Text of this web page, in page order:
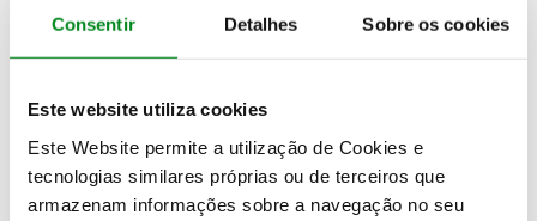
Consentir Detalhes Sobre os cookies
Este website utiliza cookies
Este Website permite a utilização de Cookies e
tecnologias similares próprias ou de terceiros que
armazenam informações sobre a navegação no seu